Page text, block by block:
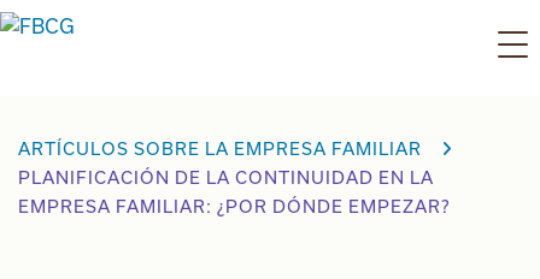
Ir
ARTÍCULOS SOBRE LA EMPRESA FAMILIAR
PLANIFICACIÓN DE LA CONTINUIDAD EN LA
EMPRESA FAMILIAR: ¿POR DÓNDE EMPEZAR?